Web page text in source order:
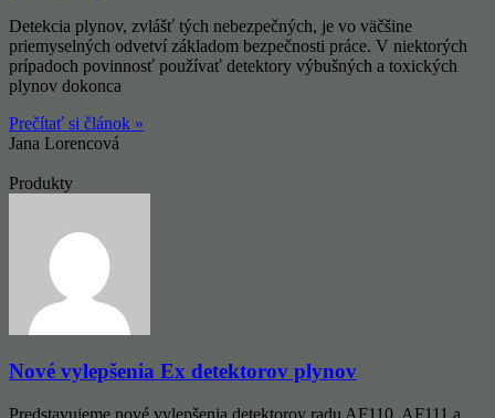
Detekcia plynov, zvlášť tých nebezpečných, je vo väčšine
priemyselných odvetví základom bezpečnosti práce. V niektorých
prípadoch povinnosť používať detektory výbušných a toxických
plynov dokonca
Prečítať si článok »
Jana Lorencová
Produkty
Nové vylepšenia Ex detektorov plynov
Predstavujeme nové vylepšenia detektorov radu AF110, AF111 a